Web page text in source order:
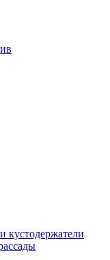
кустодержатели